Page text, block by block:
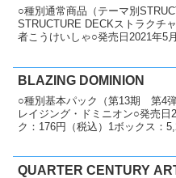
○種別通常商品（テーマ別
STRUCTURE DECKストラクチ
者こうけいしゃ○発売日2021年5
BLAZING DOMINION
○種別基本パック（第13期 第4
レイジング・ドミニオン○発売日
ク：176円（税込）1ボックス：
QUARTER CENTURY